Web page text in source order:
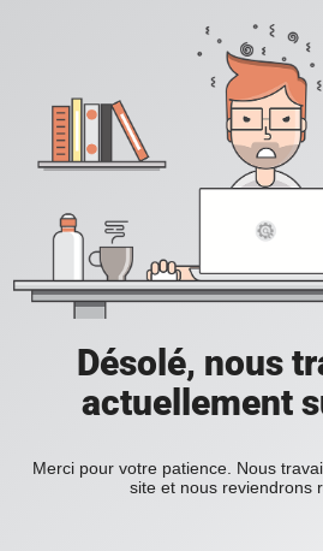
Désolé, nous
actuellement
Merci pour votre patience. Nous
site et nous reviendrons